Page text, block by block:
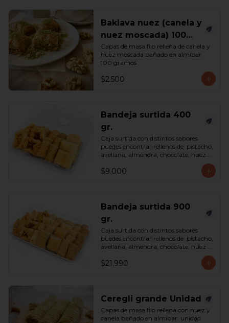
Baklava nuez (canela y
nuez moscada) 100
gramos
Capas de masa filo rellena de canela y
nuez moscada bañado en almíbar.
100 gramos
$2.500
Bandeja surtida 400
gr.
Caja surtida con distintos sabores
puedes encontrar rellenos de  pistacho,
avellana, almendra, chocolate, nuez y
*Surtido enviado sujeto a
$9.000
Bandeja surtida 900
gr.
Caja surtida con distintos sabores
puedes encontrar rellenos de  pistacho,
avellana, almendra, chocolate, nuez y
*Surtido enviado sujeto a
$21.990
Ceregli grande Unidad
Capas de masa filo rellena con nuez y
canela bañado en almibar. unidad